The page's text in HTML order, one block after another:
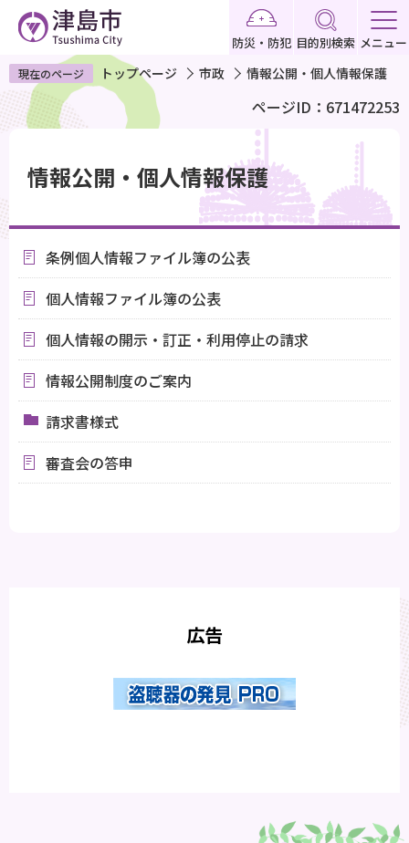
ペ
ー
ジ
の
で
す
防災・防犯 目的別検索 メニュー
現在のページ トップページ 市政 情報公開・個人情報保護
ページID：671472253
情報公開・個人情報保護
条例個人情報ファイル簿の公表
個人情報ファイル簿の公表
個人情報の開示・訂正・利用停止の請求
情報公開制度のご案内
請求書様式
審査会の答申
広告